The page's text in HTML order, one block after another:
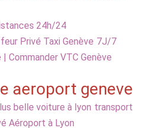
24h/24
Privé Taxi Genève 7J/7
Commander VTC Genève
aeroport geneve
belle voiture à lyon transport
Aéroport à Lyon